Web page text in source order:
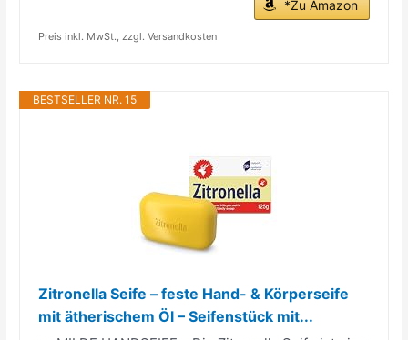
*Zu Amazon
Preis inkl. MwSt., zzgl. Versandkosten
BESTSELLER NR. 15
Zitronella Seife – feste Hand- & Körperseife
mit ätherischem Öl – Seifenstück mit...